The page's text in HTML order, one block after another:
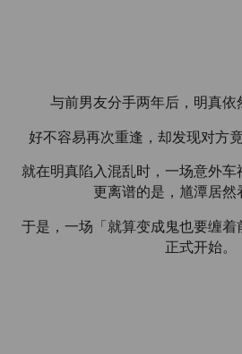
与前男友分手两年后，明真依
好不容易再次重逢，却发现对方
就在明真陷入混乱时，一场意外
更离谱的是，馗潭居然
于是，一场「就算变成鬼也要缠
正式开始。